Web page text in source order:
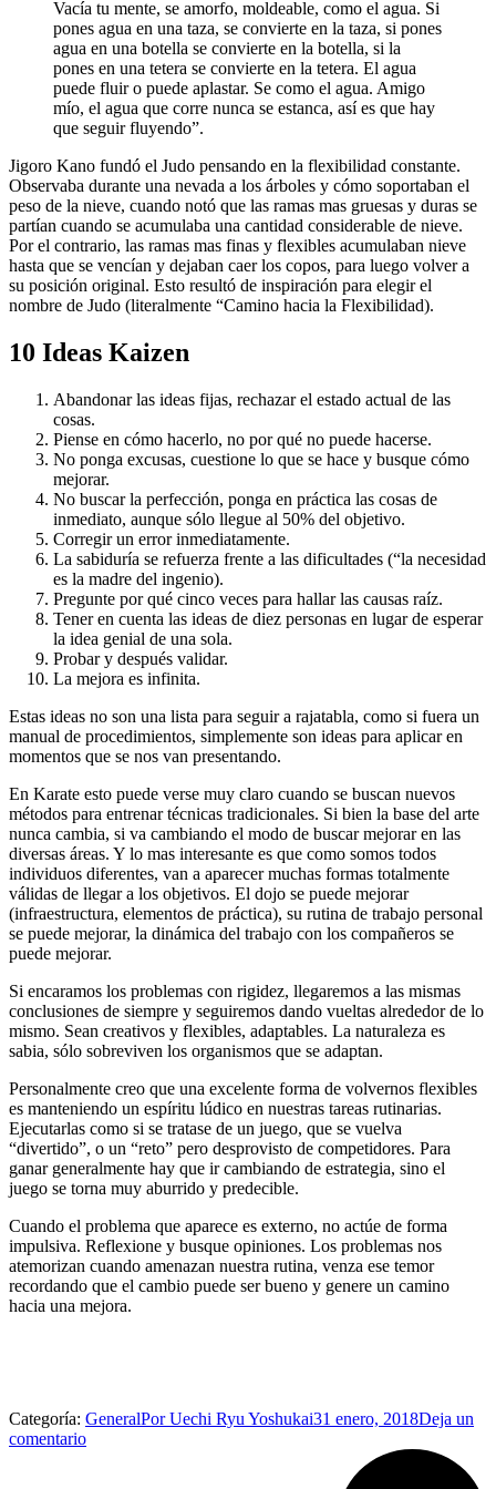
Vacía tu mente, se amorfo, moldeable, como el agua. Si
pones agua en una taza, se convierte en la taza, si pones
agua en una botella se convierte en la botella, si la
pones en una tetera se convierte en la tetera. El agua
puede fluir o puede aplastar. Se como el agua. Amigo
mío, el agua que corre nunca se estanca, así es que hay
que seguir fluyendo”.
Jigoro Kano fundó el Judo pensando en la flexibilidad constante.
Observaba durante una nevada a los árboles y cómo soportaban el
peso de la nieve, cuando notó que las ramas mas gruesas y duras se
partían cuando se acumulaba una cantidad considerable de nieve.
Por el contrario, las ramas mas finas y flexibles acumulaban nieve
hasta que se vencían y dejaban caer los copos, para luego volver a
su posición original. Esto resultó de inspiración para elegir el
nombre de Judo (literalmente “Camino hacia la Flexibilidad).
10 Ideas Kaizen
Abandonar las ideas fijas, rechazar el estado actual de las
cosas.
Piense en cómo hacerlo, no por qué no puede hacerse.
No ponga excusas, cuestione lo que se hace y busque cómo
mejorar.
No buscar la perfección, ponga en práctica las cosas de
inmediato, aunque sólo llegue al 50% del objetivo.
Corregir un error inmediatamente.
La sabiduría se refuerza frente a las dificultades (“la necesidad
es la madre del ingenio).
Pregunte por qué cinco veces para hallar las causas raíz.
Tener en cuenta las ideas de diez personas en lugar de esperar
la idea genial de una sola.
Probar y después validar.
La mejora es infinita.
Estas ideas no son una lista para seguir a rajatabla, como si fuera un
manual de procedimientos, simplemente son ideas para aplicar en
momentos que se nos van presentando.
En Karate esto puede verse muy claro cuando se buscan nuevos
métodos para entrenar técnicas tradicionales. Si bien la base del arte
nunca cambia, si va cambiando el modo de buscar mejorar en las
diversas áreas. Y lo mas interesante es que como somos todos
individuos diferentes, van a aparecer muchas formas totalmente
válidas de llegar a los objetivos. El dojo se puede mejorar
(infraestructura, elementos de práctica), su rutina de trabajo personal
se puede mejorar, la dinámica del trabajo con los compañeros se
puede mejorar.
Si encaramos los problemas con rigidez, llegaremos a las mismas
conclusiones de siempre y seguiremos dando vueltas alrededor de lo
mismo. Sean creativos y flexibles, adaptables. La naturaleza es
sabia, sólo sobreviven los organismos que se adaptan.
Personalmente creo que una excelente forma de volvernos flexibles
es manteniendo un espíritu lúdico en nuestras tareas rutinarias.
Ejecutarlas como si se tratase de un juego, que se vuelva
“divertido”, o un “reto” pero desprovisto de competidores. Para
ganar generalmente hay que ir cambiando de estrategia, sino el
juego se torna muy aburrido y predecible.
Cuando el problema que aparece es externo, no actúe de forma
impulsiva. Reflexione y busque opiniones. Los problemas nos
atemorizan cuando amenazan nuestra rutina, venza ese temor
recordando que el cambio puede ser bueno y genere un camino
hacia una mejora.
Categoría: GeneralPorUechi Ryu Yoshukai31 enero, 2018Deja un
comentario